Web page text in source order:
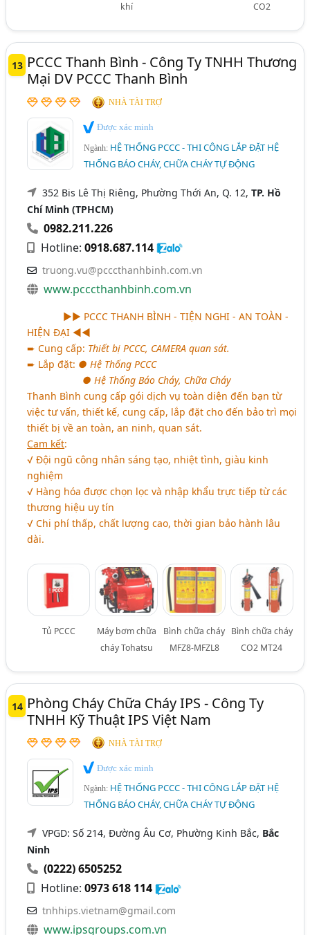
khí
CO2
13 PCCC Thanh Bình - Công Ty TNHH Thương
Mại DV PCCC Thanh Bình
NHÀ TÀI TRỢ
Được xác minh
Ngành: HỆ THỐNG PCCC - THI CÔNG LẮP ĐẶT HỆ
THỐNG BÁO CHÁY, CHỮA CHÁY TỰ ĐỘNG
352 Bis Lê Thị Riêng, Phường Thới An, Q. 12,TP. Hồ
Chí Minh (TPHCM)
0982.211.226
Hotline:0918.687.114
truong.vu@pcccthanhbinh.com.vn
www.pcccthanhbinh.com.vn
►► PCCC THANH BÌNH - TIỆN NGHI - AN TOÀN -
HIỆN ĐẠI ◄◄
➨ Cung cấp: Thiết bị PCCC, CAMERA quan sát.
➨ Lắp đặt: ● Hệ Thống PCCC
● Hệ Thống Báo Cháy, Chữa Cháy
Thanh Bình cung cấp gói dịch vụ toàn diện đến bạn từ
việc tư vấn, thiết kế, cung cấp, lắp đặt cho đến bảo trì mọi
thiết bị về an toàn, an ninh, quan sát.
Cam kết:
√ Đội ngũ công nhân sáng tạo, nhiệt tình, giàu kinh
nghiệm
√ Hàng hóa được chọn lọc và nhập khẩu trực tiếp từ các
thương hiệu uy tín
√ Chi phí thấp, chất lượng cao, thời gian bảo hành lâu
dài.
Tủ PCCC
Máy bơm chữa
cháy Tohatsu
Bình chữa cháy
MFZ8-MFZL8
Bình chữa cháy
CO2 MT24
14 Phòng Cháy Chữa Cháy IPS - Công Ty
TNHH Kỹ Thuật IPS Việt Nam
NHÀ TÀI TRỢ
Được xác minh
Ngành: HỆ THỐNG PCCC - THI CÔNG LẮP ĐẶT HỆ
THỐNG BÁO CHÁY, CHỮA CHÁY TỰ ĐỘNG
VPGD: Số 214, Đường Âu Cơ, Phường Kinh Bắc, Bắc
Ninh
(0222) 6505252
Hotline:0973 618 114
tnhhips.vietnam@gmail.com
www.ipsgroups.com.vn